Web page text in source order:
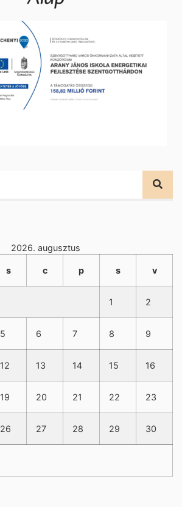
2026. augusztus
s c p s v
1 2
5 6 7 8 9
12 13 14 15 16
19 20 21 22 23
26 27 28 29 30